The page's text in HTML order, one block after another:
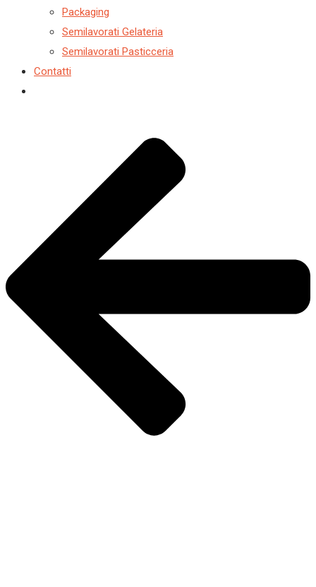
Packaging
Semilavorati Gelateria
Semilavorati Pasticceria
Contatti